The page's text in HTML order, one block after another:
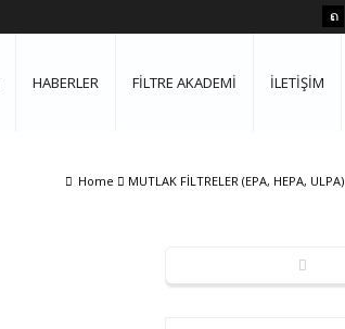
HABERLER FİLTRE AKADEMİ İLETİŞİM
Home MUTLAK FİLTRELER (EPA, HEPA, ULPA)